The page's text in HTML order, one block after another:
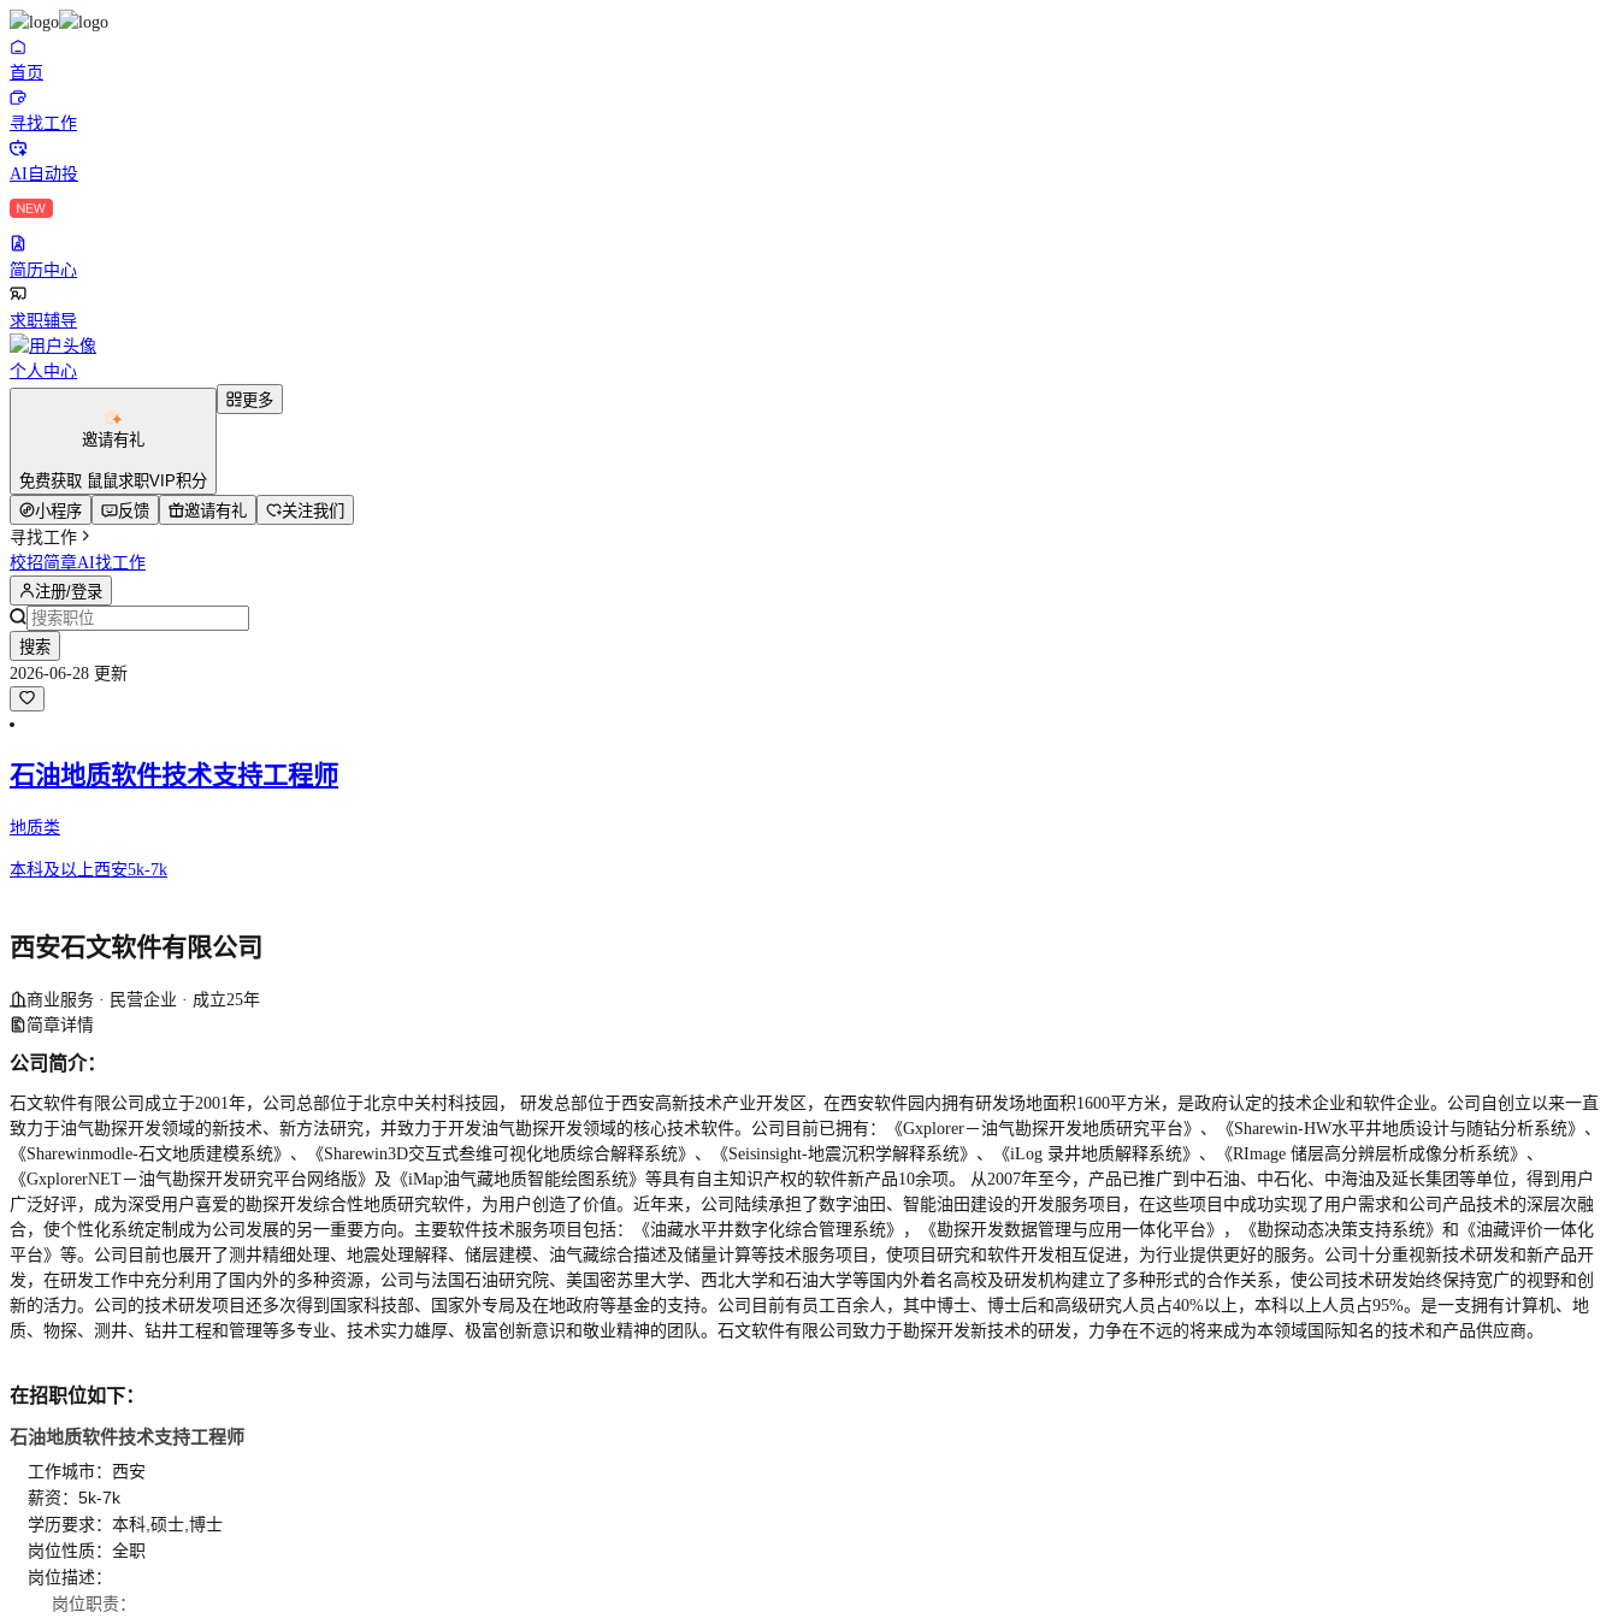
首页
寻找工作
AI自动投
简历中心
求职辅导
个人中心
邀请有礼
免费获取 鼠鼠求职VIP积分
更多
小程序 反馈 邀请有礼
关注我们
寻找工作
校招简章AI找工作
注册/登录
搜索
2026-06-28 更新
石油地质软件技术支持工程师
地质类
本科及以上西安5k-7k
西安石文软件有限公司
商业服务 · 民营企业 · 成立25年
简章详情
公司简介：
石文软件有限公司成立于2001年，公司总部位于北京中关村科技园， 研发总部位于西安高新技术产业开发区，在西安软件园内拥有研发场地面积1600平方米，是政府认定的技术企业和软件企业。公司自创立以来一直
致力于油气勘探开发领域的新技术、新方法研究，并致力于开发油气勘探开发领域的核心技术软件。公司目前已拥有：《Gxplorer－油气勘探开发地质研究平台》、《Sharewin-HW水平井地质设计与随钻分析系统》、
《Sharewinmodle-石文地质建模系统》、《Sharewin3D交互式叁维可视化地质综合解释系统》、《Seisinsight-地震沉积学解释系统》、《iLog 录井地质解释系统》、《RImage 储层高分辨层析成像分析系统》、
《GxplorerNET－油气勘探开发研究平台网络版》及《iMap油气藏地质智能绘图系统》等具有自主知识产权的软件新产品10余项。 从2007年至今，产品已推广到中石油、中石化、中海油及延长集团等单位，得到用户
广泛好评，成为深受用户喜爱的勘探开发综合性地质研究软件，为用户创造了价值。近年来，公司陆续承担了数字油田、智能油田建设的开发服务项目，在这些项目中成功实现了用户需求和公司产品技术的深层次融
合，使个性化系统定制成为公司发展的另一重要方向。主要软件技术服务项目包括：《油藏水平井数字化综合管理系统》，《勘探开发数据管理与应用一体化平台》，《勘探动态决策支持系统》和《油藏评价一体化
平台》等。公司目前也展开了测井精细处理、地震处理解释、储层建模、油气藏综合描述及储量计算等技术服务项目，使项目研究和软件开发相互促进，为行业提供更好的服务。公司十分重视新技术研发和新产品开
发，在研发工作中充分利用了国内外的多种资源，公司与法国石油研究院、美国密苏里大学、西北大学和石油大学等国内外着名高校及研发机构建立了多种形式的合作关系，使公司技术研发始终保持宽广的视野和创
新的活力。公司的技术研发项目还多次得到国家科技部、国家外专局及在地政府等基金的支持。公司目前有员工百余人，其中博士、博士后和高级研究人员占40%以上，本科以上人员占95%。是一支拥有计算机、地
质、物探、测井、钻井工程和管理等多专业、技术实力雄厚、极富创新意识和敬业精神的团队。石文软件有限公司致力于勘探开发新技术的研发，力争在不远的将来成为本领域国际知名的技术和产品供应商。
在招职位如下：
石油地质软件技术支持工程师
工作城市：西安
薪资：5k-7k
学历要求：本科,硕士,博士
岗位性质：全职
岗位描述：
岗位职责：